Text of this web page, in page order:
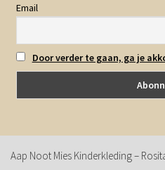
Email
Door verder te gaan, ga je
Aap Noot Mies Kinderkleding –